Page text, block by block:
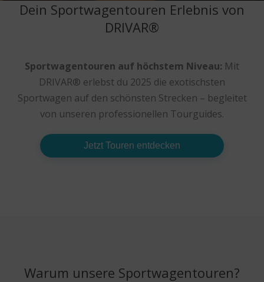
Dein Sportwagentouren Erlebnis von
DRIVAR®
Sportwagentouren auf höchstem Niveau: Mit
DRIVAR® erlebst du 2025 die exotischsten
Sportwagen auf den schönsten Strecken – begleitet
von unseren professionellen Tourguides.
Jetzt Touren entdecken
Warum unsere Sportwagentouren?